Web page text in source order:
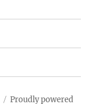
Proudly powered